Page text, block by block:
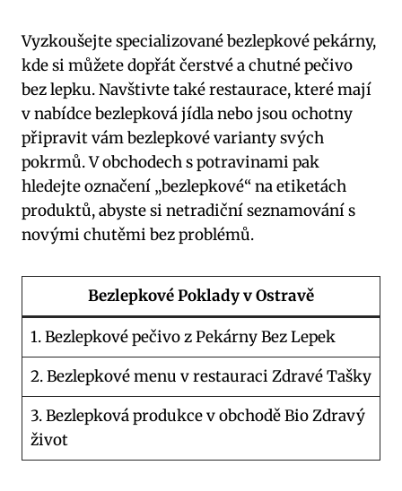
Vyzkoušejte specializované bezlepkové pekárny,
kde si⁤ můžete dopřát ⁣čerstvé a⁤ chutné⁤ pečivo
‍bez‌ lepku. Navštivte také restaurace, které⁣ mají
v nabídce bezlepková ‌jídla nebo jsou ochotny
připravit vám bezlepkové varianty svých⁣
pokrmů. V obchodech s potravinami ‌pak
hledejte označení „bezlepkové“ na etiketách
produktů, abyste si netradiční seznamování s
novými ⁣chutěmi bez problémů.
Bezlepkové Poklady v Ostravě
1. Bezlepkové pečivo z Pekárny ​Bez Lepek
2. Bezlepkové menu ⁣v restauraci Zdravé​ Tašky
3.‍ Bezlepková ⁣produkce v obchodě Bio ‌Zdravý
život